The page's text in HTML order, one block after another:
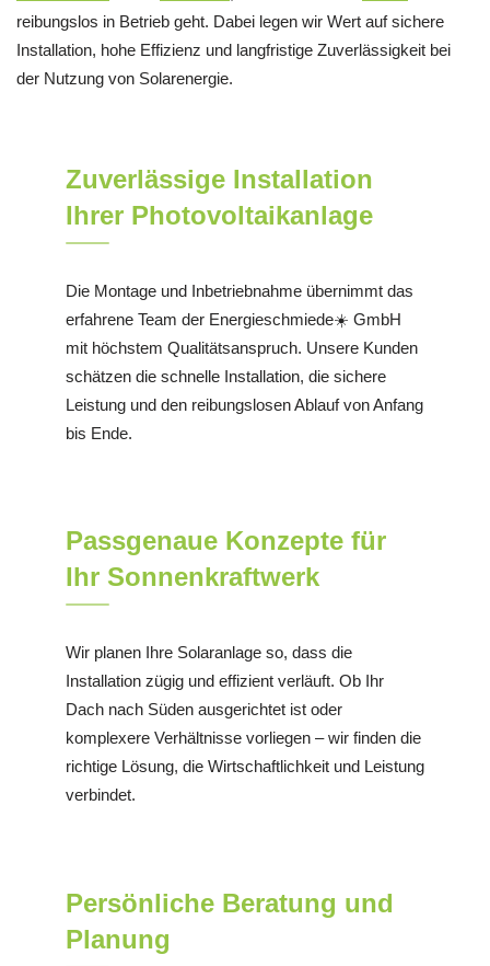
reibungslos in Betrieb geht. Dabei legen wir Wert auf sichere
Installation, hohe Effizienz und langfristige Zuverlässigkeit bei
der Nutzung von Solarenergie.
Zuverlässige Installation
Ihrer Photovoltaikanlage
Die Montage und Inbetriebnahme übernimmt das
erfahrene Team der Energieschmiede☀️ GmbH
mit höchstem Qualitätsanspruch. Unsere Kunden
schätzen die schnelle Installation, die sichere
Leistung und den reibungslosen Ablauf von Anfang
bis Ende.
Passgenaue Konzepte für
Ihr Sonnenkraftwerk
Wir planen Ihre Solaranlage so, dass die
Installation zügig und effizient verläuft. Ob Ihr
Dach nach Süden ausgerichtet ist oder
komplexere Verhältnisse vorliegen – wir finden die
richtige Lösung, die Wirtschaftlichkeit und Leistung
verbindet.
Persönliche Beratung und
Planung